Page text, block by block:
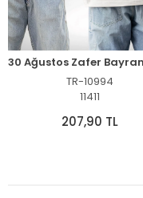
TR-10994
11411
207,90 TL